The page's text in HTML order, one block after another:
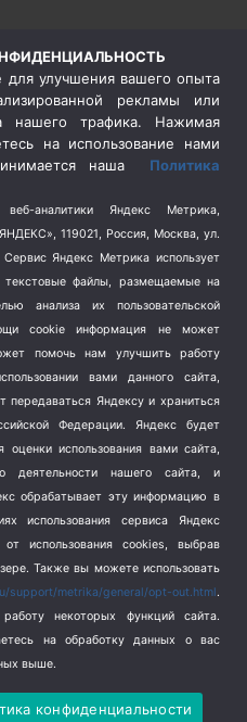
улучшения вашего опыта
рекламы или
нашего трафика. Нажимая
на использование нами
наша Политика
аналитики Яндекс Метрика,
119021, Россия, Москва, ул.
Яндекс Метрика использует
файлы, размещаемые на
анализа их пользовательской
cookie информация не может
помочь нам улучшить работу
вами данного сайта,
Яндексу и храниться
Федерации. Яндекс будет
использования вами сайта,
деятельности нашего сайта, и
обрабатывает эту информацию в
использования сервиса Яндекс
использования cookies, выбрав
Также вы можете использовать
support/metrika/general/opt-out.html.
некоторых функций сайта.
на обработку данных о вас
выше.
конфиденциальности